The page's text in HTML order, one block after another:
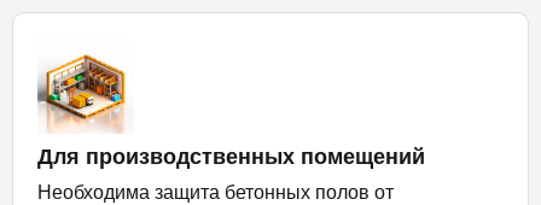
Для производственных помещений
Необходима защита бетонных полов от